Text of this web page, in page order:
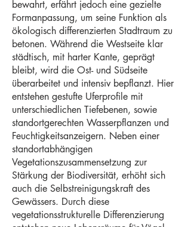
bewahrt, erfährt jedoch eine gezielte
Formanpassung, um seine Funktion als
ökologisch differenzierten Stadtraum zu
betonen. Während die Westseite klar
städtisch, mit harter Kante, geprägt
bleibt, wird die Ost- und Südseite
überarbeitet und intensiv bepflanzt. Hier
entstehen gestufte Uferprofile mit
unterschiedlichen Tiefebenen, sowie
standortgerechten Wasserpflanzen und
Feuchtigkeitsanzeigern. Neben einer
standortabhängigen
Vegetationszusammensetzung zur
Stärkung der Biodiversität, erhöht sich
auch die Selbstreinigungskraft des
Gewässers. Durch diese
vegetationsstrukturelle Differenzierung